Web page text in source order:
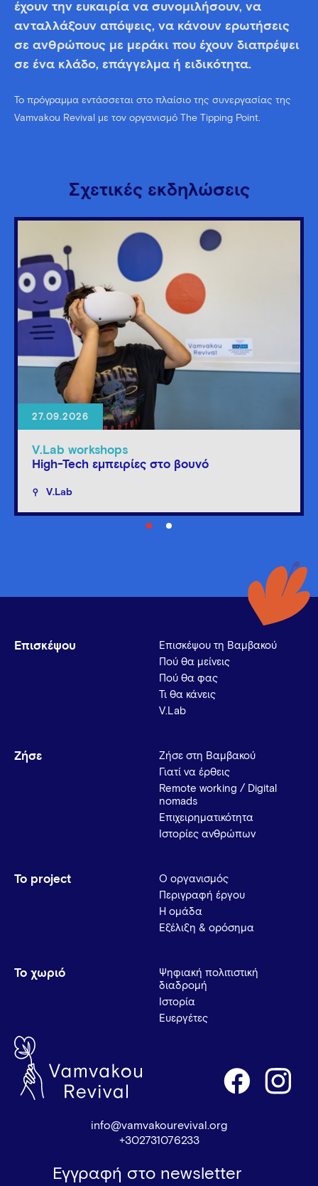
έχουν την ευκαιρία να συνομιλήσουν, να
ανταλλάξουν απόψεις, να κάνουν ερωτήσεις
σε ανθρώπους με μεράκι που έχουν διαπρέψει
σε ένα κλάδο, επάγγελμα ή ειδικότητα.
Το πρόγραμμα εντάσσεται στο πλαίσιο της συνεργασίας της
Vamvakou Revival με τον οργανισμό The Tipping Point.
Σχετικές εκδηλώσεις
27.09.2026
V.Lab workshops
High-Tech εμπειρίες στο βουνό
V.Lab
Επισκέψου
Επισκέψου τη Βαμβακού
Πού θα μείνεις
Πού θα φας
Τι θα κάνεις
V.Lab
Ζήσε
Ζήσε στη Βαμβακού
Γιατί να έρθεις
Remote working / Digital
nomads
Επιχειρηματικότητα
Ιστορίες ανθρώπων
Το project
Ο οργανισμός
Περιγραφή έργου
Η ομάδα
Εξέλιξη & ορόσημα
Το χωριό
Ψηφιακή πολιτιστική
διαδρομή
Ιστορία
Ευεργέτες
info@vamvakourevival.org
+302731076233
Εγγραφή στο newsletter